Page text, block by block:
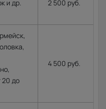
и др.
2 500 руб.
20 до
4 500 руб.